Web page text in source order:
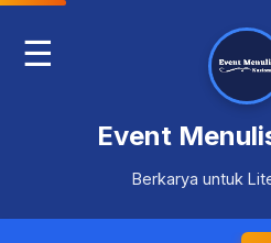
☰
Event
Berkarya untuk